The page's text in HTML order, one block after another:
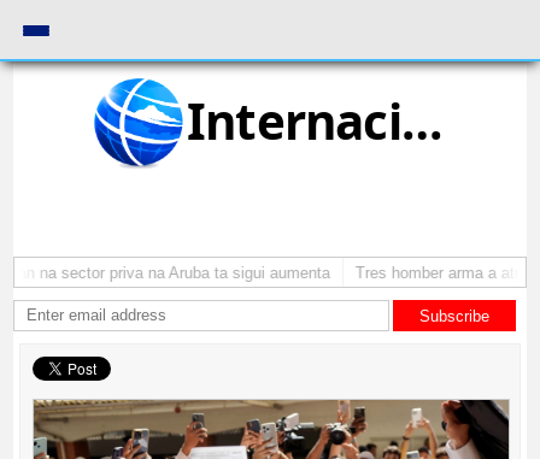
Internacional
na sector priva na Aruba ta sigui aumenta Tres homber arma a
Subscribe